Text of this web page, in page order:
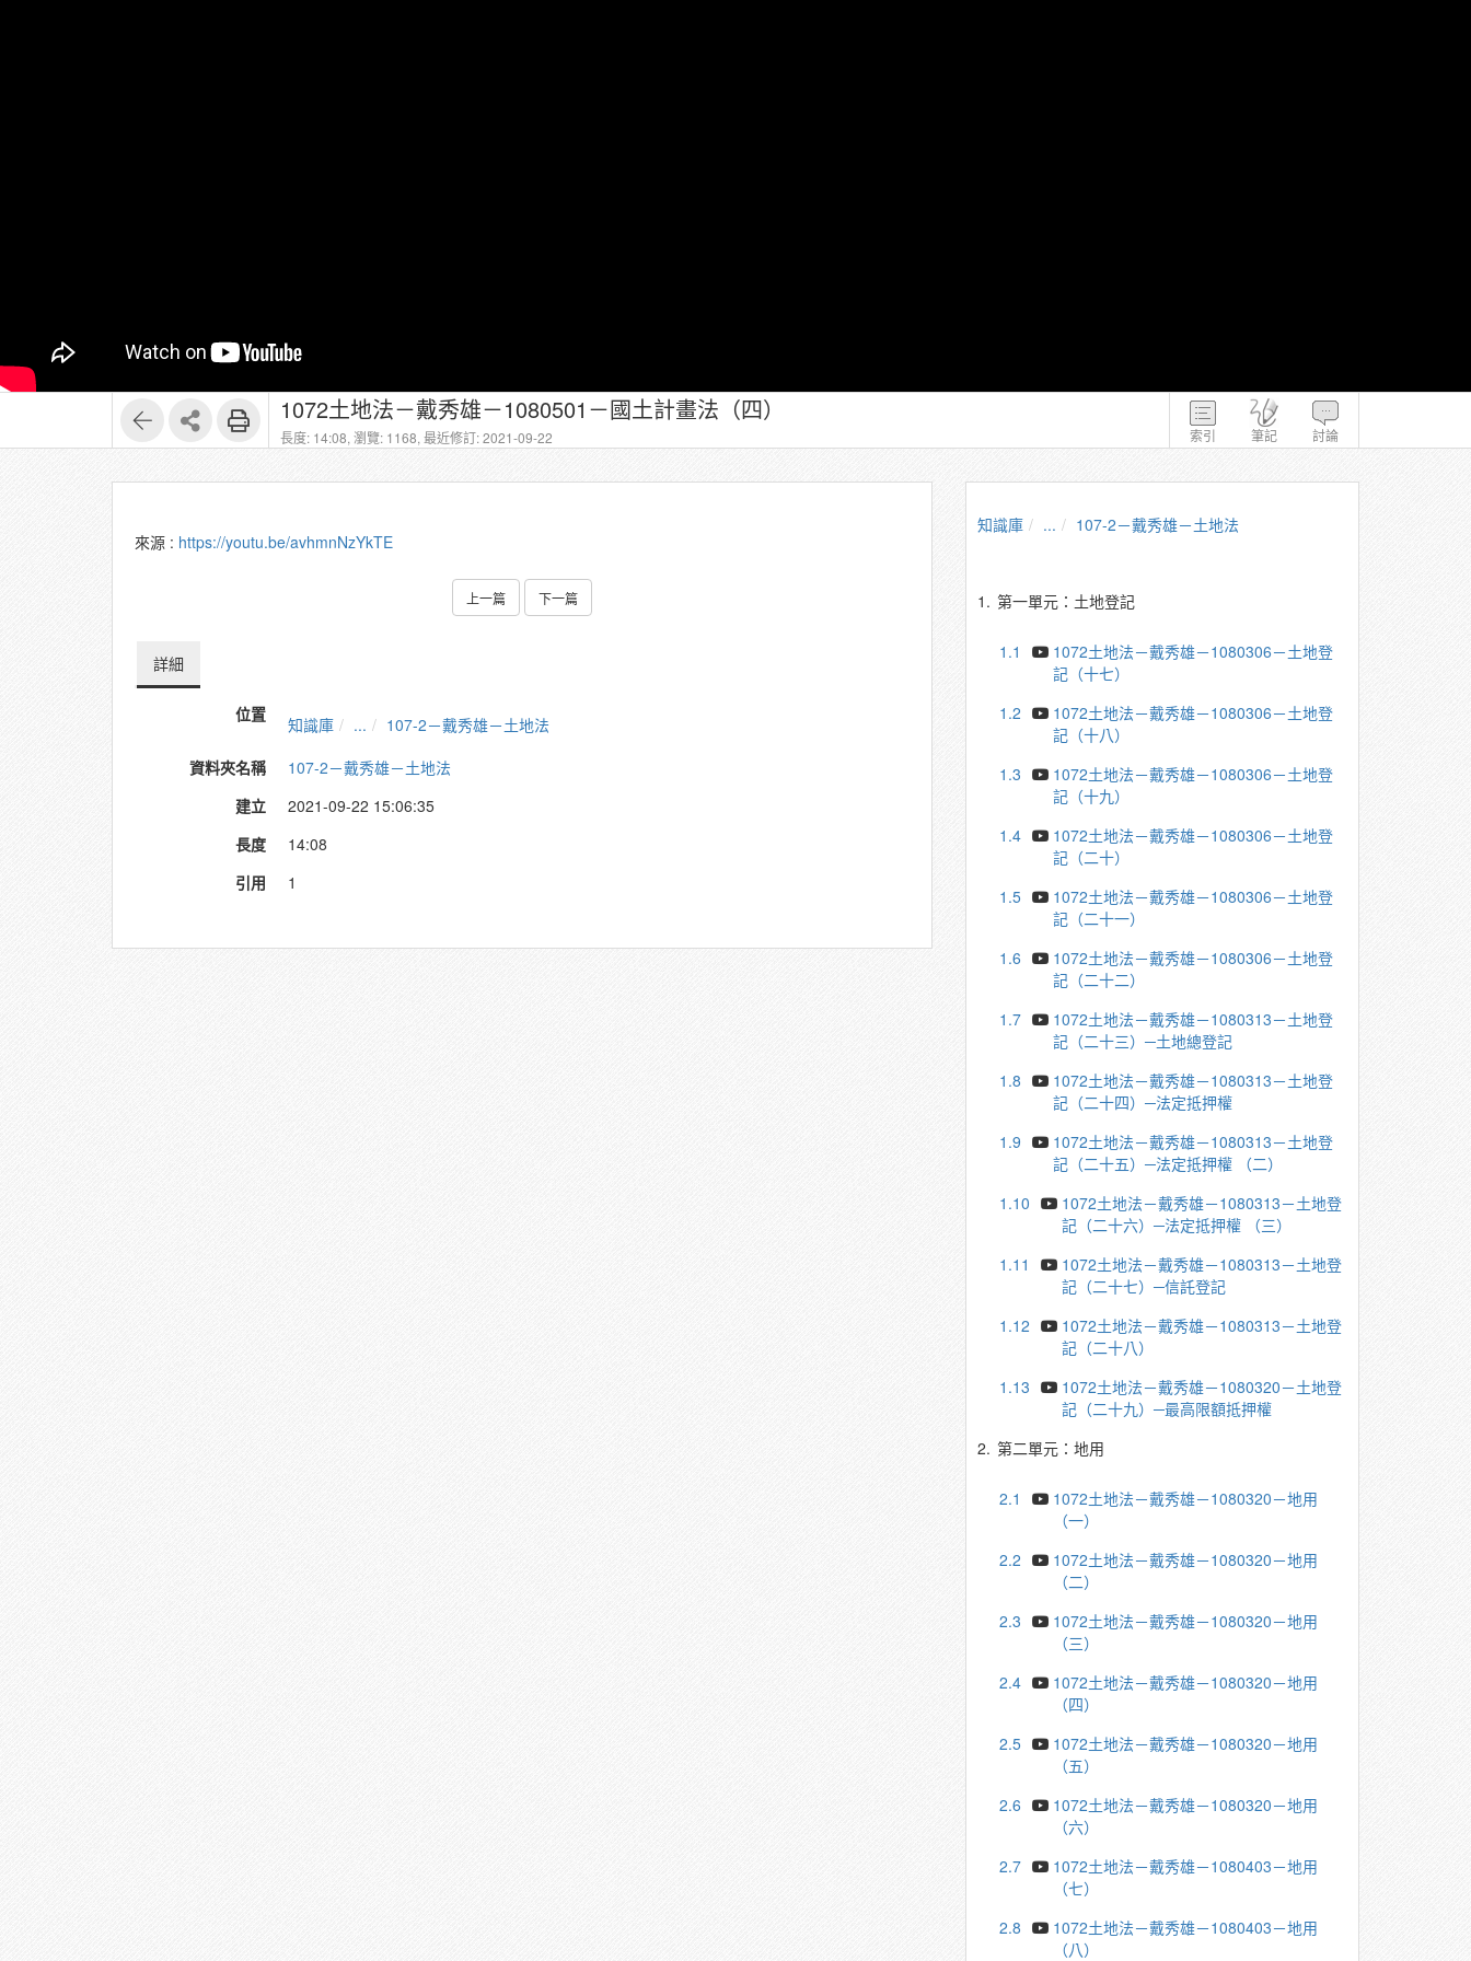
索引 筆記 討論
1072土地法－戴秀雄－1080501－國土計畫法（四）
長度: 14:08, 瀏覽: 1168, 最近修訂: 2021-09-22
來源 : https://youtu.be/avhmnNzYkTE
上一篇 下一篇
詳細
位置 知識庫 ...
107-2－戴秀雄－土地法
資料夾名稱
107-2－戴秀雄－土地法
建立
2021-09-22 15:06:35
長度
14:08
引用
1
知識庫 ... 107-2－戴秀雄－土地法
1. 第一單元：土地登記
1.1
1072土地法－戴秀雄－1080306－土地登
記（十七）
1.2
1072土地法－戴秀雄－1080306－土地登
記（十八）
1.3
1072土地法－戴秀雄－1080306－土地登
記（十九）
1.4
1072土地法－戴秀雄－1080306－土地登
記（二十）
1.5
1072土地法－戴秀雄－1080306－土地登
記（二十一）
1.6
1072土地法－戴秀雄－1080306－土地登
記（二十二）
1.7
1072土地法－戴秀雄－1080313－土地登
記（二十三）─土地總登記
1.8
1072土地法－戴秀雄－1080313－土地登
記（二十四）─法定抵押權
1.9
1072土地法－戴秀雄－1080313－土地登
記（二十五）─法定抵押權 （二）
1.10
1072土地法－戴秀雄－1080313－土地登
記（二十六）─法定抵押權 （三）
1.11
1072土地法－戴秀雄－1080313－土地登
記（二十七）─信託登記
1.12
1072土地法－戴秀雄－1080313－土地登
記（二十八）
1.13
1072土地法－戴秀雄－1080320－土地登
記（二十九）─最高限額抵押權
2. 第二單元：地用
2.1
1072土地法－戴秀雄－1080320－地用
（一）
2.2
1072土地法－戴秀雄－1080320－地用
（二）
2.3
1072土地法－戴秀雄－1080320－地用
（三）
2.4
1072土地法－戴秀雄－1080320－地用
（四）
2.5
1072土地法－戴秀雄－1080320－地用
（五）
2.6
1072土地法－戴秀雄－1080320－地用
（六）
2.7
1072土地法－戴秀雄－1080403－地用
（七）
2.8
1072土地法－戴秀雄－1080403－地用
（八）